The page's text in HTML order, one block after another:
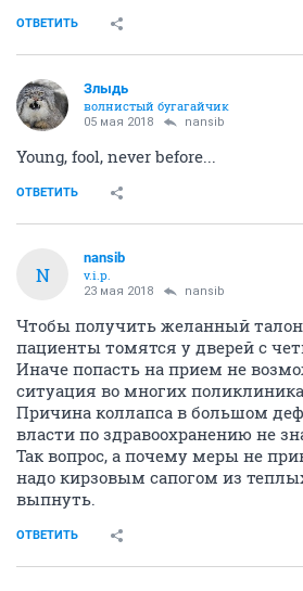
ОТВЕТИТЬ
Злыдь
волнистый бугагайчик
05 мая 2018 nansib
Young, fool, never before...
ОТВЕТИТЬ
N
nansib
v.i.p.
23 мая 2018 nansib
Чтобы получить желанный
пациенты томятся у дверей с
Иначе попасть на прием не
ситуация во многих
Причина коллапса в большом
власти по здравоохранению не
Так вопрос, а почему меры не
надо кирзовым сапогом из
выпнуть.
ОТВЕТИТЬ